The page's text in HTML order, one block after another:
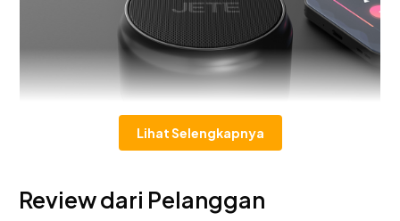
Lihat Selengkapnya
Review dari Pelanggan